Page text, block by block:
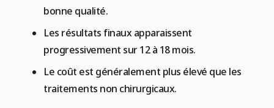
bonne qualité.
Les résultats finaux apparaissent
progressivement sur 12 à 18 mois.
Le coût est généralement plus élevé que les
traitements non chirurgicaux.